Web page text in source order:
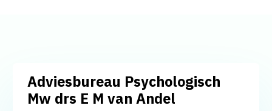
Adviesbureau Psychologisch
Mw drs E M van Andel